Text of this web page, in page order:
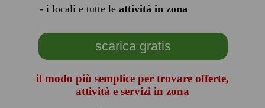
- i locali e tutte le attività in zona
scarica gratis
il modo più semplice per trovare offerte,
attività e servizi in zona